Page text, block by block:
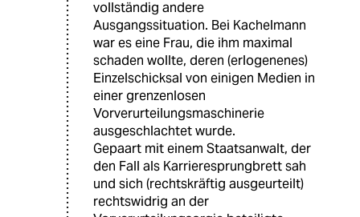
vollständig andere
Ausgangssituation. Bei Kachelmann
war es eine Frau, die ihm maximal
schaden wollte, deren (erlogenenes)
Einzelschicksal von einigen Medien in
einer grenzenlosen
Vorverurteilungsmaschinerie
ausgeschlachtet wurde.
Gepaart mit einem Staatsanwalt, der
den Fall als Karrieresprungbrett sah
und sich (rechtskräftig ausgeurteilt)
rechtswidrig an der